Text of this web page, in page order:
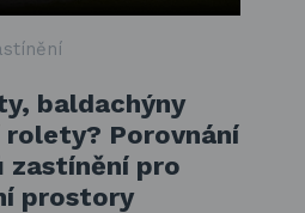
baldachýny
Porovnání
zastínění pro
prostory